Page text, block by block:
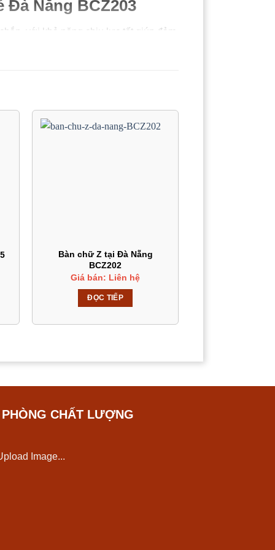
Đà Nẵng BCZ203
với khả năng chịu lực tốt giúp đảm
không gian văn phòng cũng như các
chế trầy xước, ẩm ướt.
Bàn chữ Z tại Đà Nẵng
BCZ202
Giá bán: Liên hệ
ĐỌC TIẾP
CHẤT LƯỢNG
Image...